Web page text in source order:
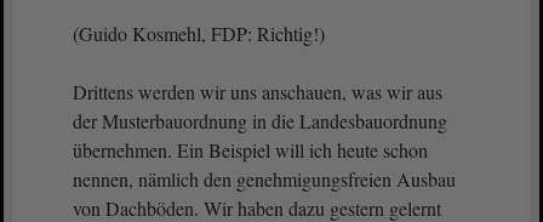
(Guido Kosmehl, FDP: Richtig!)
Drittens werden wir uns anschauen, was wir aus
der Musterbauordnung in die Landesbauordnung
übernehmen. Ein Beispiel will ich heute schon
nennen, nämlich den genehmigungsfreien Ausbau
von Dachböden. Wir haben dazu gestern gelernt